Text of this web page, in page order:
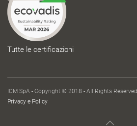
Tutte le certificazioni
ICM SpA - Copyright © 2018 - All Rights Reserved
Privacy e Policy